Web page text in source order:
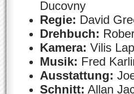
Ducovny
Regie: David
Drehbuch:
Kamera: Vilis
Musik: Fred
Ausstattung:
Schnitt: Allan